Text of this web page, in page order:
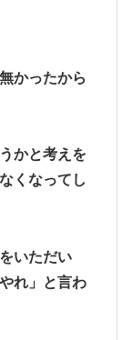
かったから
かと考えを
くなってし
いただい
れ」と言わ